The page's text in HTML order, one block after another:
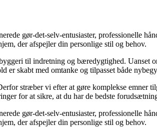
gør-det-selv-entusiaster, professionelle
der afspejler din personlige stil og behov.
til indretning og bæredygtighed. Uanset
skabt med omtanke og tilpasset både
stræber vi efter at gøre komplekse emner
for at sikre, at du har de bedste
gør-det-selv-entusiaster, professionelle
der afspejler din personlige stil og behov.